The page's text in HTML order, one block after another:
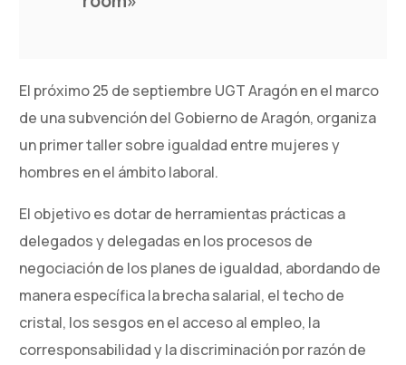
El próximo 25 de septiembre UGT Aragón en el marco
de una subvención del Gobierno de Aragón, organiza
un primer taller sobre igualdad entre mujeres y
hombres en el ámbito laboral.
El objetivo es dotar de herramientas prácticas a
delegados y delegadas en los procesos de
negociación de los planes de igualdad, abordando de
manera específica la brecha salarial, el techo de
cristal, los sesgos en el acceso al empleo, la
corresponsabilidad y la discriminación por razón de